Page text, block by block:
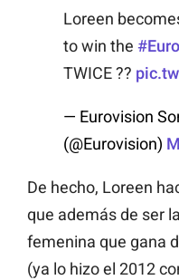
Loreen
to win the
TWICE ??
— Eurovision
(@Eurovision)
De hecho, Loreen
que además de ser
femenina que gana
(ya lo hizo el 2012